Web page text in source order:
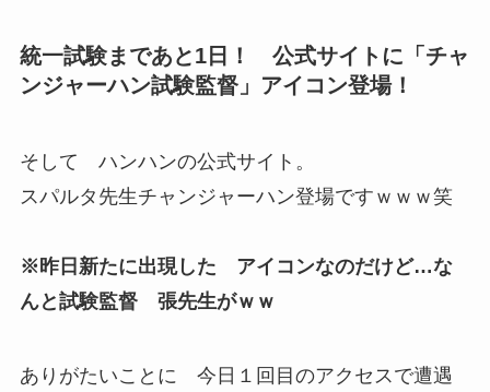
統一試験まであと1日！ 公式サイトに「チャ
ンジャーハン試験監督」アイコン登場！
そして ハンハンの公式サイト。
スパルタ先生チャンジャーハン登場ですｗｗｗ笑
※昨日新たに出現した アイコンなのだけど…な
んと試験監督 張先生がｗｗ
ありがたいことに 今日１回目のアクセスで遭遇